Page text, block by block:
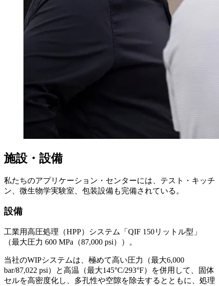
施設・設備
私たちのアプリケーション・センターには、テスト・キッチ
ン、微生物学実験室、包装設備も完備されている。
設備
工業用高圧処理（HPP）システム「QIF 150リットル型」
（最大圧力 600 MPa（87,000 psi））。
当社のWIPシステムは、極めて高い圧力（最大6,000
bar/87,022 psi）と高温（最大145°C/293°F）を併用して、固体
セルを高密度化し、多孔性や空隙を除去するとともに、処理